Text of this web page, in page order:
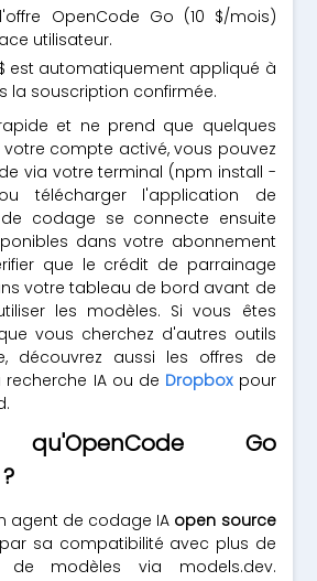
OpenCode Go (10 $/mois)
utilisateur.
est automatiquement appliqué à
la souscription confirmée.
et ne prend que quelques
votre compte activé, vous pouvez
via votre terminal (npm install -
télécharger l'application de
codage se connecte ensuite
dans votre abonnement
que le crédit de parrainage
votre tableau de bord avant de
les modèles. Si vous êtes
vous cherchez d'autres outils
découvrez aussi les offres de
recherche IA ou de Dropboxpour
qu'OpenCode Go
agent de codage IA open source
sa compatibilité avec plus de
de modèles via models.dev.